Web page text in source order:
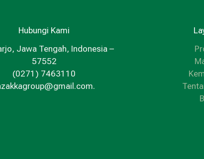
Hubungi Kami
Jawa Tengah, Indonesia –
57552
(0271) 7463110